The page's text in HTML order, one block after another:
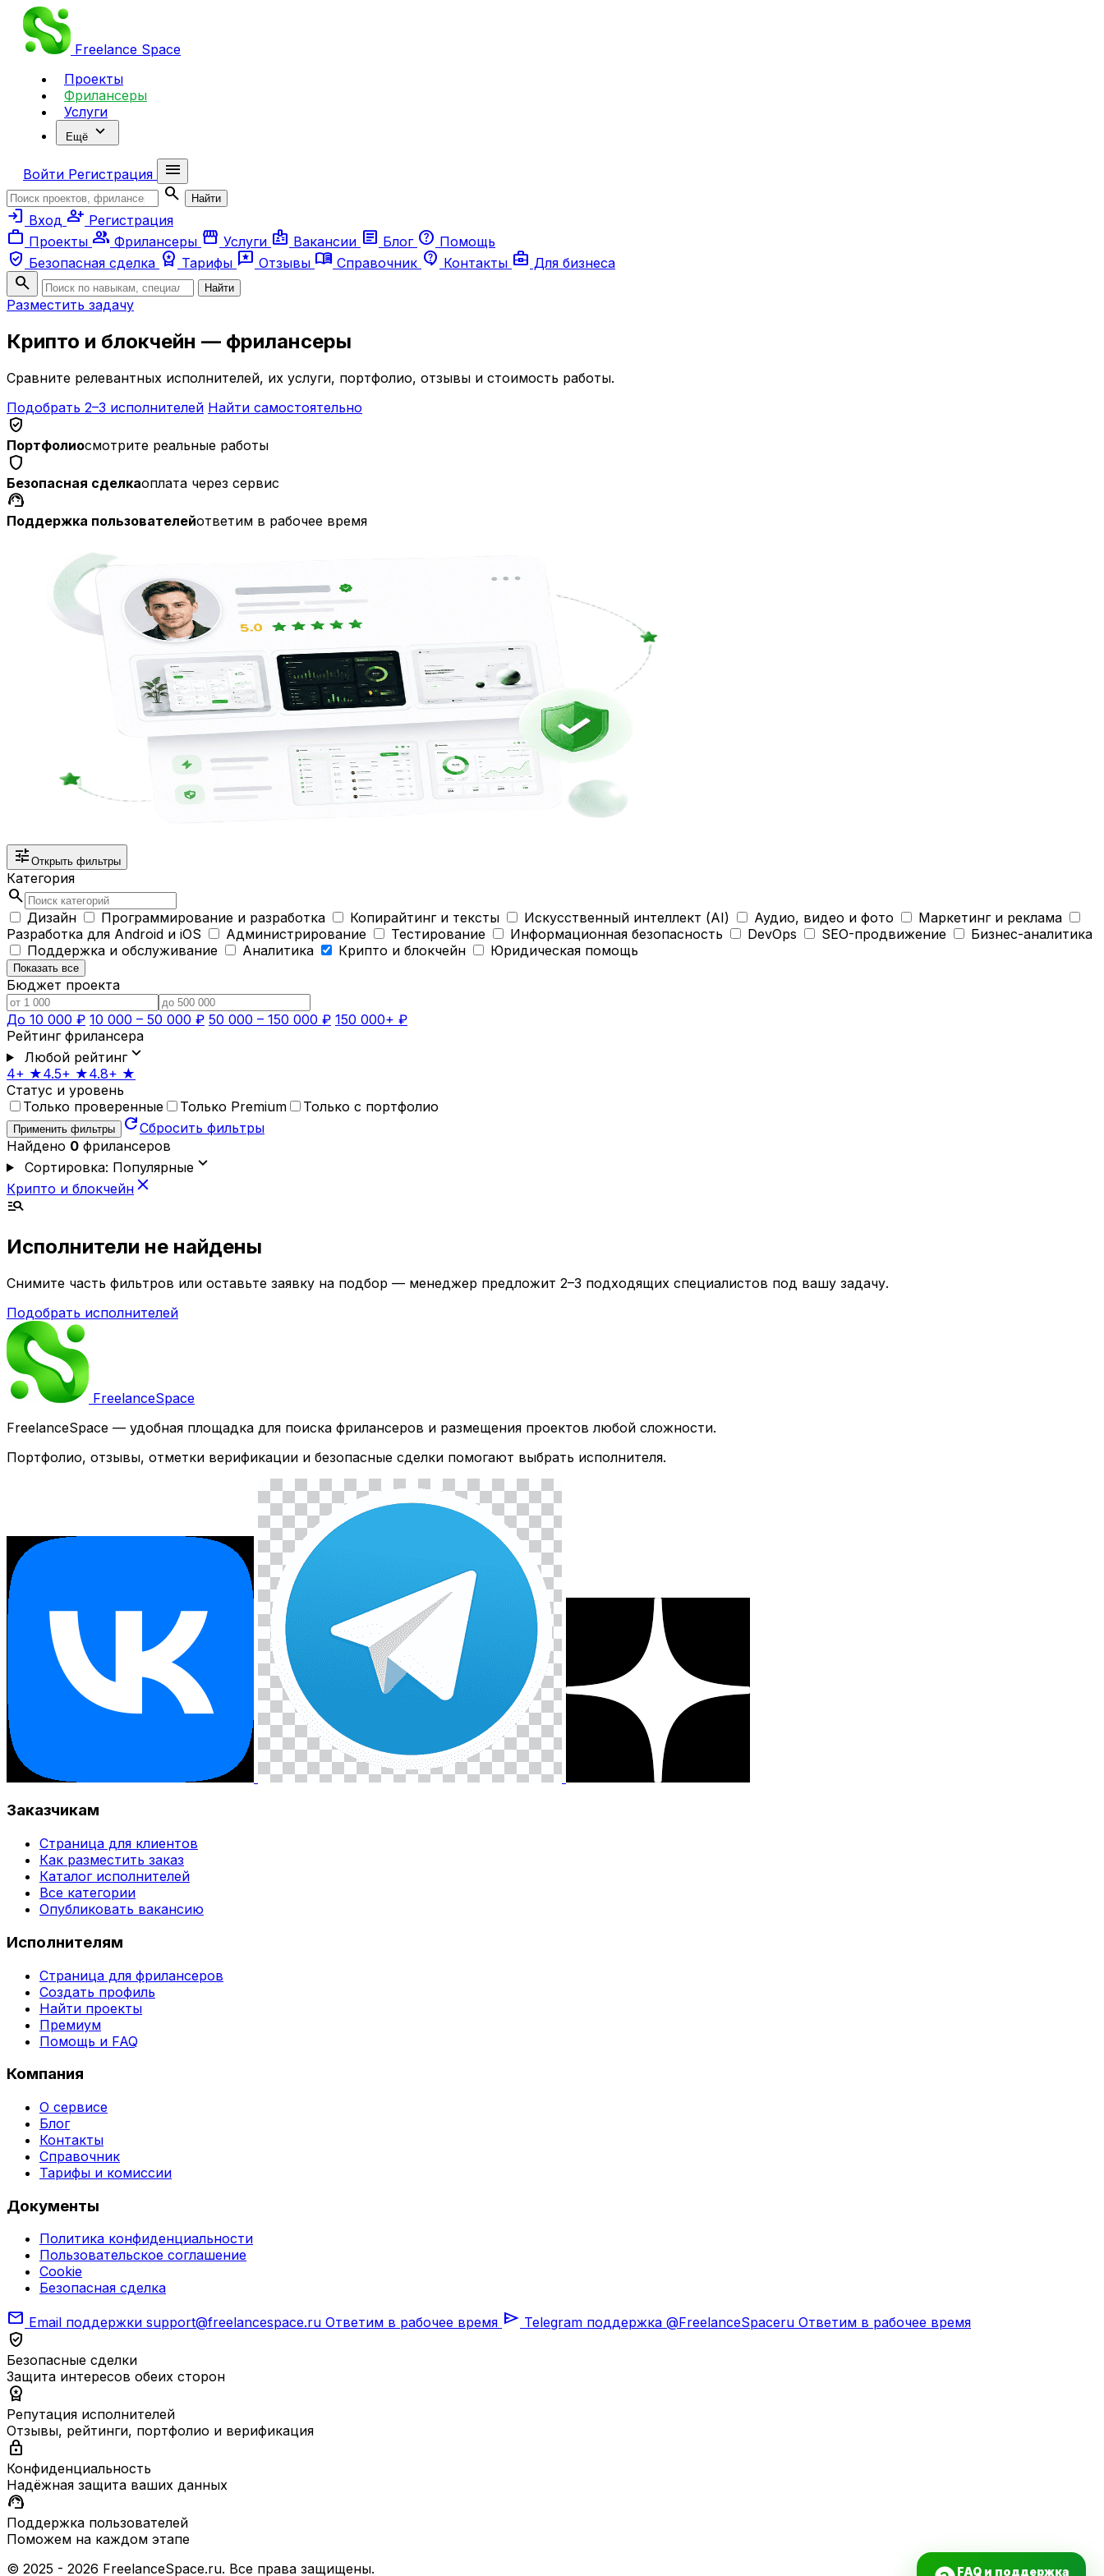
Freelance Space
Проекты
Фрилансеры
Услуги
Ещё expand_more
Войти Регистрация
menu
search
Найти
login Вход person_add Регистрация
work Проекты group Фрилансеры storefront Услуги badge Вакансии article Блог help Помощь
verified_user Безопасная сделка workspace_premium Тарифы reviews Отзывы menu_book Справочник contact_support Контакты business_center Для бизнеса
FAQ и поддержка
search Найти
Разместить задачу
Крипто и блокчейн — фрилансеры
Сравните релевантных исполнителей, их услуги, портфолио, отзывы и стоимость работы.
Подобрать 2–3 исполнителей Найти самостоятельно
verified_user
Портфолиосмотрите реальные работы
shield
Безопасная сделкаоплата через сервис
support_agent
Поддержка пользователейответим в рабочее время
tune Открыть фильтры
Категория
search
Дизайн Программирование и разработка Копирайтинг и тексты Искусственный интеллект (AI) Аудио, видео и фото
Маркетинг и реклама
Разработка для Android и iOS
Администрирование Тестирование Информационная безопасность DevOps SEO-продвижение
Бизнес-аналитика
Поддержка и обслуживание
Аналитика Крипто и блокчейн Юридическая помощь
Показать все
Бюджет проекта
До 10 000 ₽ 10 000 – 50 000 ₽ 50 000 – 150 000 ₽ 150 000+ ₽
Рейтинг фрилансера
Любой рейтингexpand_more
4+ ★4.5+ ★4.8+ ★
Статус и уровень
Только проверенные
Только Premium Только с портфолио
Применить фильтры refreshСбросить фильтры
Найдено 0 фрилансеров
Сортировка: Популярныеexpand_more
Крипто и блокчейн close
manage_search
Исполнители не найдены
Снимите часть фильтров или оставьте заявку на подбор — менеджер предложит 2–3 подходящих специалистов под вашу задачу.
Подобрать исполнителей
FreelanceSpace
FreelanceSpace — удобная площадка для поиска фрилансеров и размещения проектов любой сложности.
Портфолио, отзывы, отметки верификации и безопасные сделки помогают выбрать исполнителя.
Заказчикам
Страница для клиентов
Как разместить заказ
Каталог исполнителей
Все категории
Опубликовать вакансию
Исполнителям
Страница для фрилансеров
Создать профиль
Найти проекты
Премиум
Помощь и FAQ
Компания
О сервисе
Блог
Контакты
Справочник
Тарифы и комиссии
Документы
Политика конфиденциальности
Пользовательское соглашение
Cookie
Безопасная сделка
mail Email поддержки support@freelancespace.ru Ответим в рабочее время send Telegram поддержка @FreelanceSpaceru Ответим в рабочее время
verified_user
Безопасные сделки
Защита интересов обеих сторон
workspace_premium
Репутация исполнителей
Отзывы, рейтинги, портфолио и верификация
lock
Конфиденциальность
Надёжная защита ваших данных
support_agent
Поддержка пользователей
Поможем на каждом этапе
© 2025 - 2026 FreelanceSpace.ru. Все права защищены.